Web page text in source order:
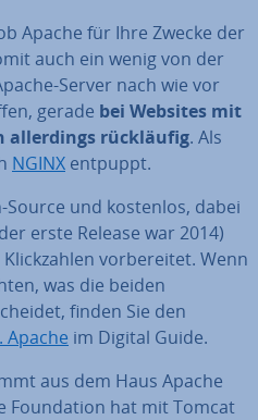
Apache für Ihre Zwecke der
auch ein wenig von der
Server nach wie vor
gerade bei Websites mit
al­ler­dings rück­läu­fig. Als
NGINX entpuppt.
und kostenlos, dabei
erste Release war 2014)
vor­be­rei­tet. Wenn
was die beiden
finden Sie den
Apache im Digital Guide.
aus dem Haus Apache
Foun­da­ti­on hat mit Tomcat